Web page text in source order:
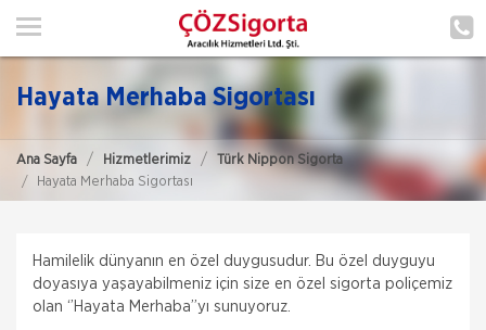
ANA SAYFA
POLIÇE HATIRLAT
ŞUBELERIMIZ
ŞUBE BAŞVURUSU
Hayata Merhaba Sigortası
Ana Sayfa Hizmetlerimiz
Türk Nippon Sigorta
Hayata Merhaba Sigortası
Hamilelik dünyanın en özel duygusudur. Bu özel duyguyu
doyasıya yaşayabilmeniz için size en özel sigorta poliçemiz
olan ‘’Hayata Merhaba’’yı sunuyoruz.